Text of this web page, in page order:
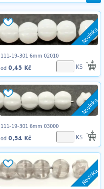
Novinka
111-19-301 6mm 02010
od 0,45 Kč KS
Novinka
111-19-301 6mm 03000
od 0,54 Kč KS
Novinka